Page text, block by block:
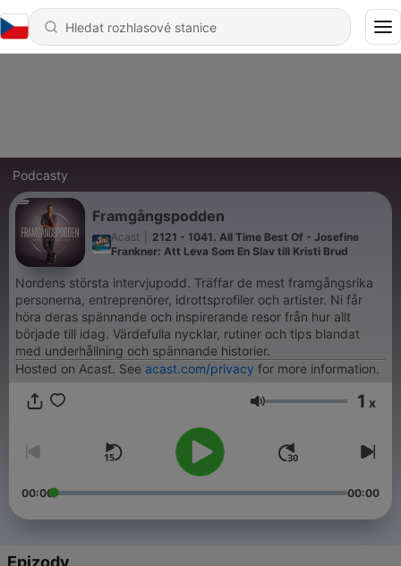
Podcasty
Framgångspodden
Acast
2121 - 1041. All Time Best Of - Josefine
Frankner: Att Leva Som En Slav till Kristi Brud
Nordens största intervjupodd. Träffar de mest framgångsrika
personerna, entreprenörer, idrottsprofiler och artister. Ni får
höra deras spännande och inspirerande resor från hur allt
började till idag. Värdefulla nycklar, rutiner och tips blandat
med underhållning och spännande historier.
Hosted on Acast. See acast.com/privacy for more information.
Hlasitost 1 x
00:00 00:00
Epizody